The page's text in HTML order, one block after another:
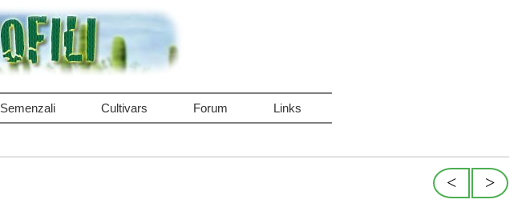
Semenzali Cultivars Forum Links
>
<